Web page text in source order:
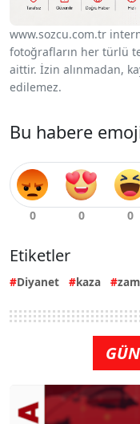
www.sozcu.com.tr
fotoğrafların her türlü
aittir. İzin alınmadan,
edilemez.
Bu habere
Etiketler
Diyanet kaza zam